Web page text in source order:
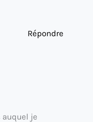
Répondre
auquel je